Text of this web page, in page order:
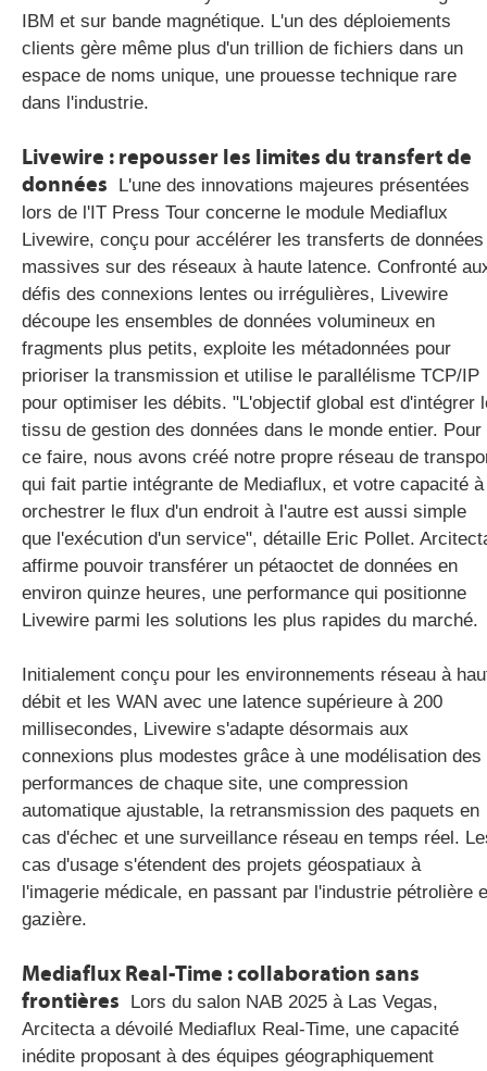
IBM et sur bande magnétique. L'un des déploiements
clients gère même plus d'un trillion de fichiers dans un
espace de noms unique, une prouesse technique rare
dans l'industrie.
Livewire : repousser les limites du transfert de
données
L'une des innovations majeures présentées
lors de l'IT Press Tour concerne le module Mediaflux
Livewire, conçu pour accélérer les transferts de données
massives sur des réseaux à haute latence. Confronté
défis des connexions lentes ou irrégulières, Livewire
découpe les ensembles de données volumineux en
fragments plus petits, exploite les métadonnées pour
prioriser la transmission et utilise le parallélisme TCP/IP
pour optimiser les débits. "L'objectif global est d'intégrer
tissu de gestion des données dans le monde entier. Pour
ce faire, nous avons créé notre propre réseau de
qui fait partie intégrante de Mediaflux, et votre capacité à
orchestrer le flux d'un endroit à l'autre est aussi simple
que l'exécution d'un service", détaille Eric Pollet.
affirme pouvoir transférer un pétaoctet de données en
environ quinze heures, une performance qui positionne
Livewire parmi les solutions les plus rapides du marché.
Initialement conçu pour les environnements réseau à
débit et les WAN avec une latence supérieure à 200
millisecondes, Livewire s'adapte désormais aux
connexions plus modestes grâce à une modélisation des
performances de chaque site, une compression
automatique ajustable, la retransmission des paquets en
cas d'échec et une surveillance réseau en temps réel.
cas d'usage s'étendent des projets géospatiaux à
l'imagerie médicale, en passant par l'industrie pétrolière
gazière.
Mediaflux Real-Time : collaboration sans
frontières
Lors du salon NAB 2025 à Las Vegas,
Arcitecta a dévoilé Mediaflux Real-Time, une capacité
inédite proposant à des équipes géographiquement